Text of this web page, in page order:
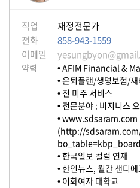
직업
재정전문가
전화
858-943-1559
이메일
약력
• AFIM Financial &
• 은퇴플랜/생명보험/
• 전 미주 서비스
• 전문분야 : 비지니스
• www.sdsaram.com
(http://
• 한국일보 컬럼 연재
• 한인뉴스, 월간 샌디
• 이화여자 대학교